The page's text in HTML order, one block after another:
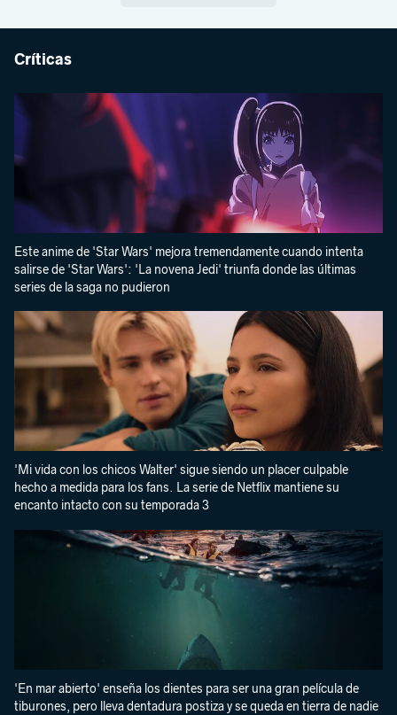
Críticas
Este anime de 'Star Wars' mejora tremendamente cuando intenta
salirse de 'Star Wars': 'La novena Jedi' triunfa donde las últimas
series de la saga no pudieron
'Mi vida con los chicos Walter' sigue siendo un placer culpable
hecho a medida para los fans. La serie de Netflix mantiene su
encanto intacto con su temporada 3
'En mar abierto' enseña los dientes para ser una gran película de
tiburones, pero lleva dentadura postiza y se queda en tierra de nadie